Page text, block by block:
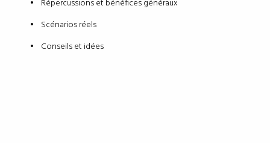
Répercussions et bénéfices généraux
Scénarios réels
Conseils et idées